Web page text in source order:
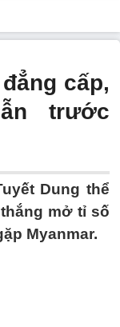
cấp,
trước
Dung thể
mở tỉ số
Myanmar.